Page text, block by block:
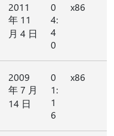
2011
年 11
月 4 日
0
4:
4
0
x86
2009
年 7 月
14 日
0
1:
1
6
x86